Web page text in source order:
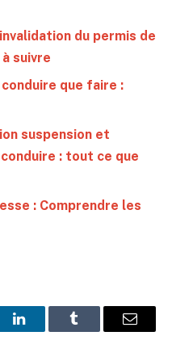
du permis de
suivre
que faire :
suspension et
: tout ce que
: Comprendre les
LinkedInTumblr Email